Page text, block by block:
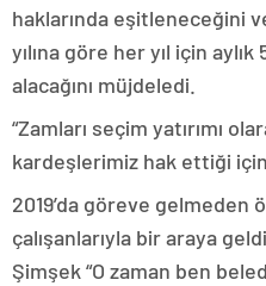
haklarında eşitleneceğini
yılına göre her yıl için
alacağını müjdeledi.
“Zamları seçim yatırımı
kardeşlerimiz hak ettiği için
2019’da göreve gelmeden
çalışanlarıyla bir araya
Şimşek “O zaman ben